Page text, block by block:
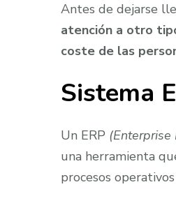
Antes de dejarse
atención a otro
coste de las
Sistema
Un ERP (Enterprise
una herramienta
procesos